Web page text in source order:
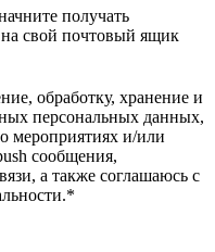
получать
свой почтовый ящик
обработку, хранение и
персональных данных,
мероприятиях и/или
сообщения,
а также соглашаюсь с